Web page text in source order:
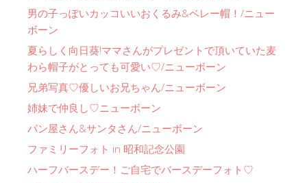
男の子っぽいカッコいいおくるみ&ベレー帽！/ニュー
ボーン
夏らしく向日葵!ママさんがプレゼントで頂いていた麦
わら帽子がとっても可愛い♡/ニューボーン
兄弟写真♡優しいお兄ちゃん/ニューボーン
姉妹で仲良し♡ニューボーン
パン屋さん&サンタさん/ニューボーン
ファミリーフォト in 昭和記念公園
ハーフバースデー！ご自宅でバースデーフォト♡